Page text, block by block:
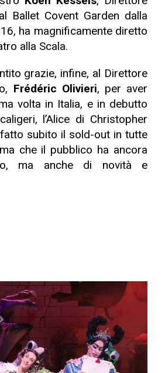
Ballet Covent Garden dalla
ha magnificamente diretto
alla Scala.
grazie, infine, al Direttore
Frédéric Olivieri, per aver
volta in Italia, e in debutto
l’Alice di Christopher
subito il sold-out in tutte
che il pubblico ha ancora
ma anche di novità e